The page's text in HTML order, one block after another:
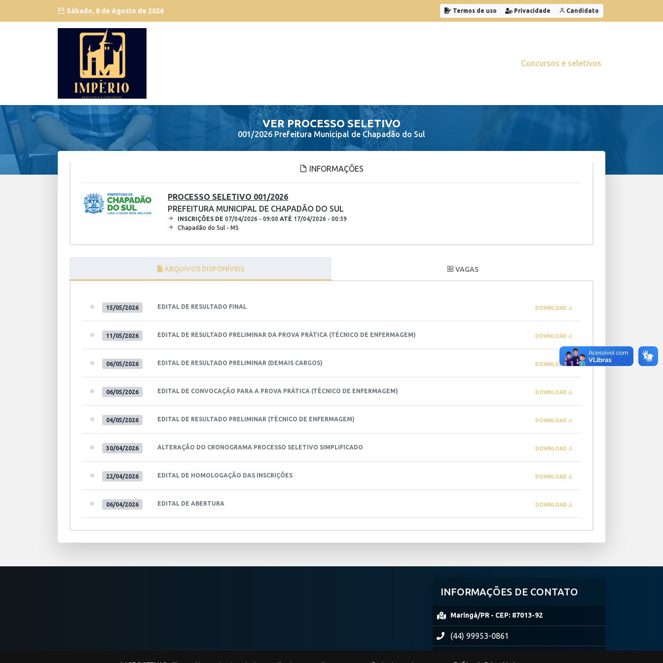
Sábado, 8 de Agosto de 2026 Termos de uso Privacidade Candidato
Concursos e seletivos
VER PROCESSO SELETIVO
001/2026 Prefeitura Municipal de Chapadão do Sul
INFORMAÇÕES
PROCESSO SELETIVO 001/2026
PREFEITURA MUNICIPAL DE CHAPADÃO DO SUL
INSCRIÇÕES DE 07/04/2026 - 09:00 ATÉ 17/04/2026 - 00:59
Chapadão do Sul - MS
ARQUIVOS DISPONÍVEIS VAGAS
15/05/2026 EDITAL DE RESULTADO FINAL DOWNLOAD
11/05/2026 EDITAL DE RESULTADO PRELIMINAR DA PROVA PRÁTICA (TÉCNICO DE ENFERMAGEM) DOWNLOAD
06/05/2026 EDITAL DE RESULTADO PRELIMINAR (DEMAIS CARGOS) DOWNLOAD
06/05/2026 EDITAL DE CONVOCAÇÃO PARA A PROVA PRÁTICA (TÉCNICO DE ENFERMAGEM) DOWNLOAD
04/05/2026 EDITAL DE RESULTADO PRELIMINAR (TÉCNICO DE ENFERMAGEM) DOWNLOAD
30/04/2026 ALTERAÇÃO DO CRONOGRAMA PROCESSO SELETIVO SIMPLIFICADO DOWNLOAD
22/04/2026 EDITAL DE HOMOLOGAÇÃO DAS INSCRIÇÕES DOWNLOAD
06/04/2026 EDITAL DE ABERTURA DOWNLOAD
INFORMAÇÕES DE CONTATO
Maringá/PR - CEP: 87013-92
(44) 99953-0861